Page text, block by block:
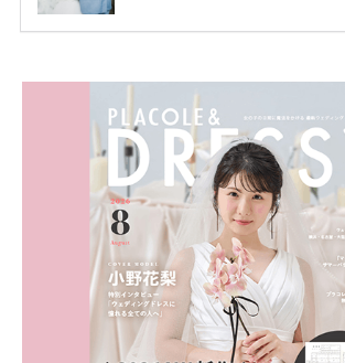
ため、比較せずに選ぶと損をし
内容：特典金額・条件・応募方法
一番お得？」「プラコレの特典は
解決します。 まずは診断で候補
ング診断」か、体験型 […]